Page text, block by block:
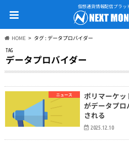
仮想通貨情報配信プラッ
HOME タグ : データプロバイダー
TAG
データプロバイダー
ニュース
ポリマーケ
がデータプロ
される
2025.12.10